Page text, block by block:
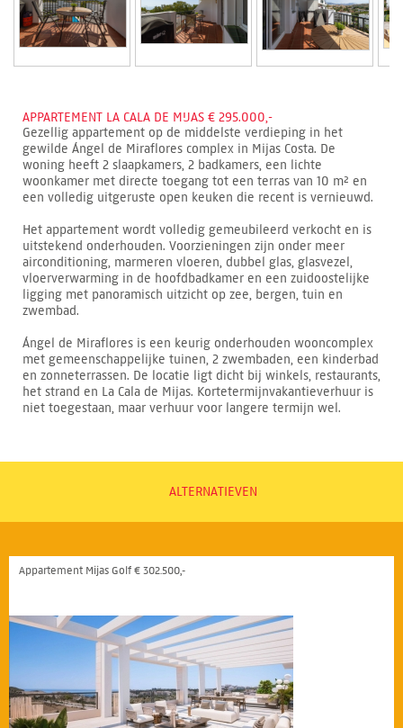
APPARTEMENT LA CALA DE MIJAS € 295.000,-
Gezellig appartement op de middelste verdieping in het
gewilde Ángel de Miraflores complex in Mijas Costa. De
woning heeft 2 slaapkamers, 2 badkamers, een lichte
woonkamer met directe toegang tot een terras van 10 m² en
een volledig uitgeruste open keuken die recent is vernieuwd.
Het appartement wordt volledig gemeubileerd verkocht en is
uitstekend onderhouden. Voorzieningen zijn onder meer
airconditioning, marmeren vloeren, dubbel glas, glasvezel,
vloerverwarming in de hoofdbadkamer en een zuidoostelijke
ligging met panoramisch uitzicht op zee, bergen, tuin en
zwembad.
Ángel de Miraflores is een keurig onderhouden wooncomplex
met gemeenschappelijke tuinen, 2 zwembaden, een kinderbad
en zonneterrassen. De locatie ligt dicht bij winkels, restaurants,
het strand en La Cala de Mijas. Kortetermijnvakantieverhuur is
niet toegestaan, maar verhuur voor langere termijn wel.
ALTERNATIEVEN
Appartement Mijas Golf € 302.500,-